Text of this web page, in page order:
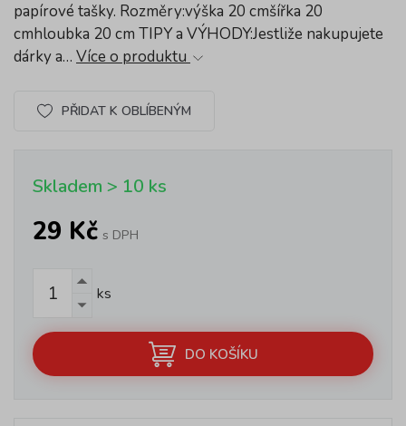
papírové tašky. Rozměry:výška 20 cmšířka 20
cmhloubka 20 cm TIPY a VÝHODY:Jestliže nakupujete
dárky a… Více o produktu
PŘIDAT K OBLÍBENÝM
Skladem > 10 ks
29 Kč s DPH
ks
DO KOŠÍKU